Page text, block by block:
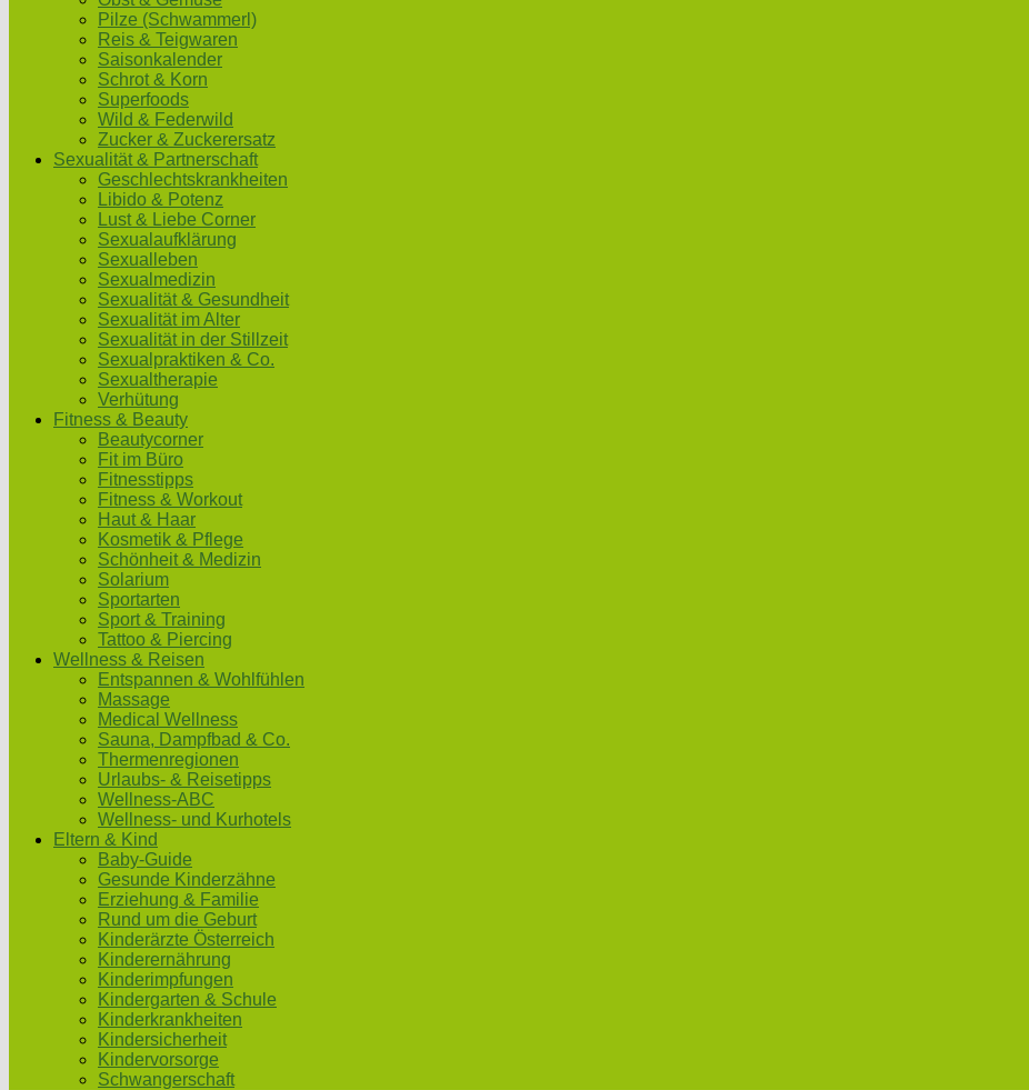
Pilze (Schwammerl)
Reis & Teigwaren
Saisonkalender
Schrot & Korn
Superfoods
Wild & Federwild
Zucker & Zuckerersatz
Sexualität & Partnerschaft
Geschlechtskrankheiten
Libido & Potenz
Lust & Liebe Corner
Sexualaufklärung
Sexualleben
Sexualmedizin
Sexualität & Gesundheit
Sexualität im Alter
Sexualität in der Stillzeit
Sexualpraktiken & Co.
Sexualtherapie
Verhütung
Fitness & Beauty
Beautycorner
Fit im Büro
Fitnesstipps
Fitness & Workout
Haut & Haar
Kosmetik & Pflege
Schönheit & Medizin
Solarium
Sportarten
Sport & Training
Tattoo & Piercing
Wellness & Reisen
Entspannen & Wohlfühlen
Massage
Medical Wellness
Sauna, Dampfbad & Co.
Thermenregionen
Urlaubs- & Reisetipps
Wellness-ABC
Wellness- und Kurhotels
Eltern & Kind
Baby-Guide
Gesunde Kinderzähne
Erziehung & Familie
Rund um die Geburt
Kinderärzte Österreich
Kinderernährung
Kinderimpfungen
Kindergarten & Schule
Kinderkrankheiten
Kindersicherheit
Kindervorsorge
Schwangerschaft